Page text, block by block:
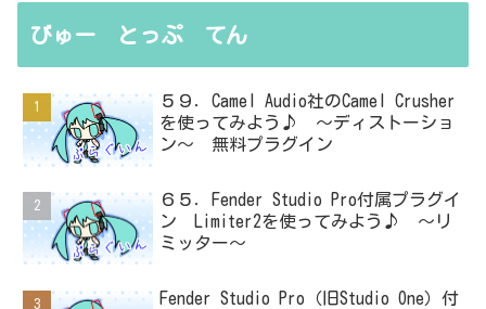
びゅー とっぷ てん
５９．Camel Audio社のCamel Crusher
を使ってみよう♪ ～ディストーショ
ン～ 無料プラグイン
６５．Fender Studio Pro付属プラグイ
ン Limiter2を使ってみよう♪ ～リ
ミッター～
Fender Studio Pro（旧Studio One）付